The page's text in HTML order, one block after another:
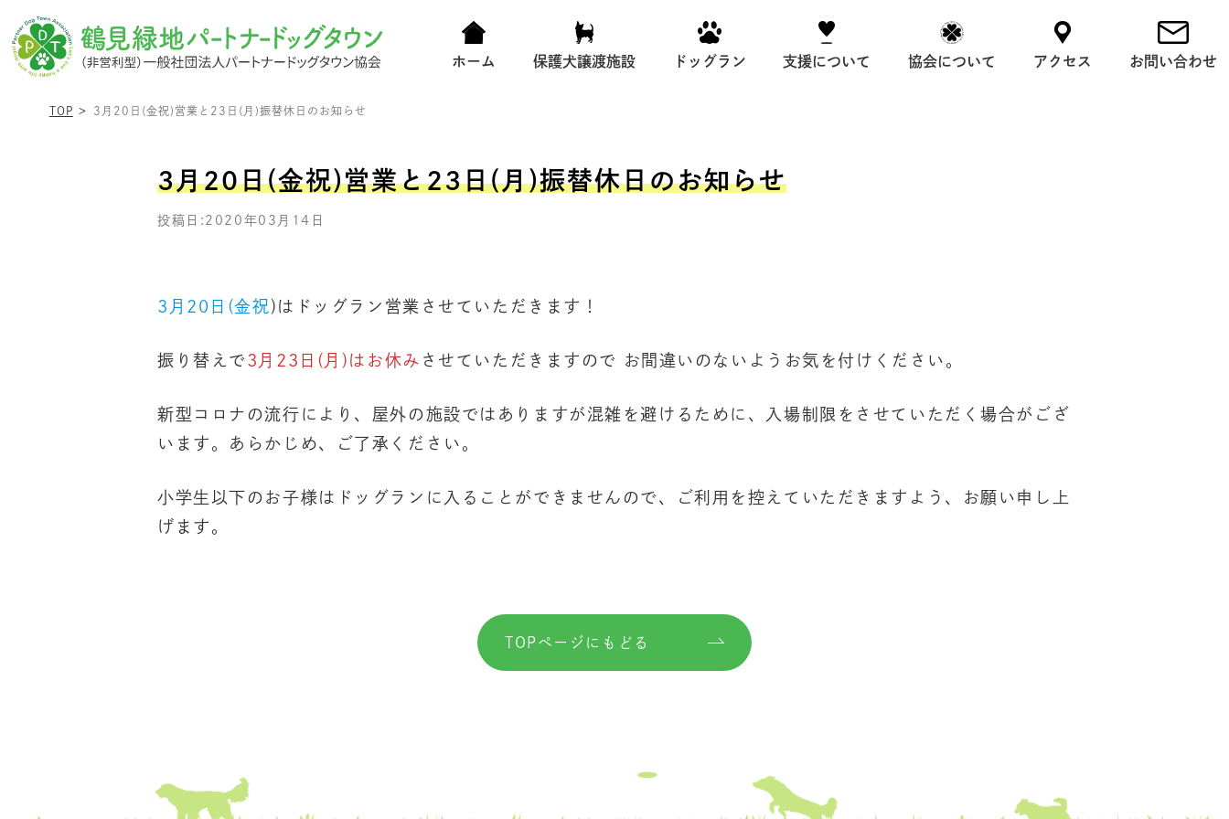
ホーム 保護犬譲渡施設 ドッグラン 支援について 協会について アクセス お問い合わせ
TOP 3月20日(金祝)営業と23日(月)振替休日のお知らせ
3月20日(金祝)営業と23日(月)振替休日のお知らせ
投稿日:2020年03月14日
3月20日(金祝 )はドッグラン営業させていただきます！
振り替えで3月23日(月)はお休み させていただきますので お間違いのないようお気を付けください。
新型コロナの流行により、屋外の施設ではありますが混雑を避けるために、入場制限をさせていただく場合がござ
います。あらかじめ、ご了承ください。
小学生以下のお子様はドッグランに入ることができませんので、ご利用を控えていただきますよう、お願い申し上
げます。
TOPページにもどる